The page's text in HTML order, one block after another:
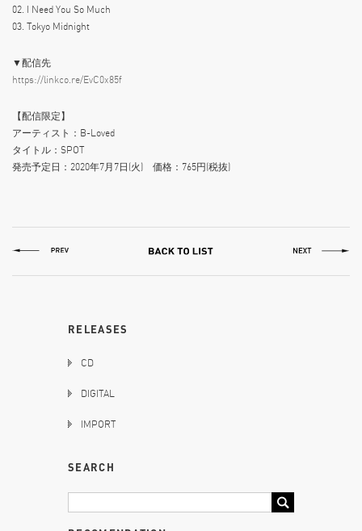
02. I Need You So Much
03. Tokyo Midnight
▼配信先
https://linkco.re/EvC0x85f
【配信限定】
アーティスト：B-Loved
タイトル：SPOT
発売予定日：2020年7月7日(火) 価格：765円(税抜)
RELEASES
CD
DIGITAL
IMPORT
SEARCH